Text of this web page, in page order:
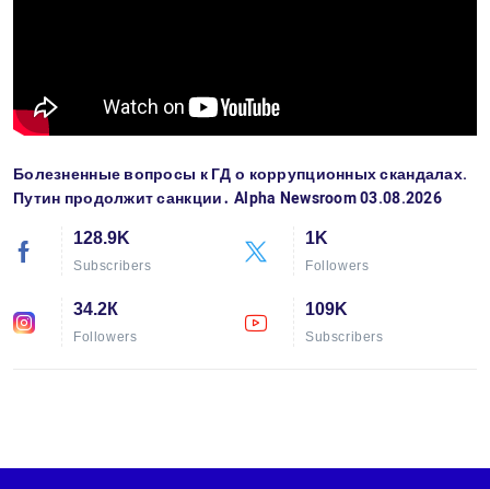
Болезненные вопросы к ГД о коррупционных скандалах.
Путин продолжит санкции․ Alpha Newsroom 03.08.2026
128.9K
Subscribers
1K
Followers
34.2К
Followers
109K
Subscribers